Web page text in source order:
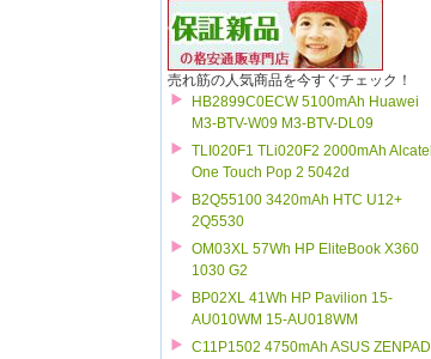
売れ筋の人気商品を今すぐチェック！
HB2899C0ECW 5100mAh Huawei
M3-BTV-W09 M3-BTV-DL09
TLI020F1 TLi020F2 2000mAh Alcatel
One Touch Pop 2 5042d
B2Q55100 3420mAh HTC U12+
2Q5530
OM03XL 57Wh HP EliteBook X360
1030 G2
BP02XL 41Wh HP Pavilion 15-
AU010WM 15-AU018WM
C11P1502 4750mAh ASUS ZENPAD